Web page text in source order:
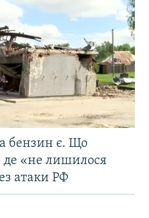
бензин є. Що
де «не лишилося
атаки РФ